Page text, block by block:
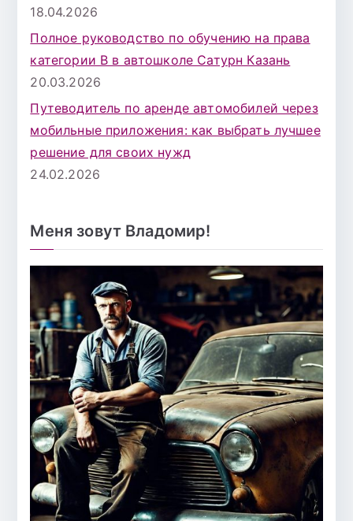
18.04.2026
Полное руководство по обучению на права
категории B в автошколе Сатурн Казань
20.03.2026
Путеводитель по аренде автомобилей через
мобильные приложения: как выбрать лучшее
решение для своих нужд
24.02.2026
Меня зовут Владомир!